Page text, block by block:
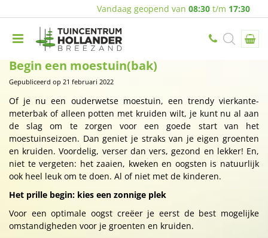
Vandaag geopend van 08:30 t/m 17:30
Begin een moestuin(bak)
Gepubliceerd op 21 februari 2022
Of je nu een ouderwetse moestuin, een trendy vierkante-
meterbak of alleen potten met kruiden wilt, je kunt nu al aan
de slag om te zorgen voor een goede start van het
moestuinseizoen. Dan geniet je straks van je eigen groenten
en kruiden. Voordelig, verser dan vers, gezond en lekker! En,
niet te vergeten: het zaaien, kweken en oogsten is natuurlijk
ook heel leuk om te doen. Al of niet met de kinderen.
Het prille begin: kies een zonnige plek
Voor een optimale oogst creëer je eerst de best mogelijke
omstandigheden voor je groenten en kruiden.